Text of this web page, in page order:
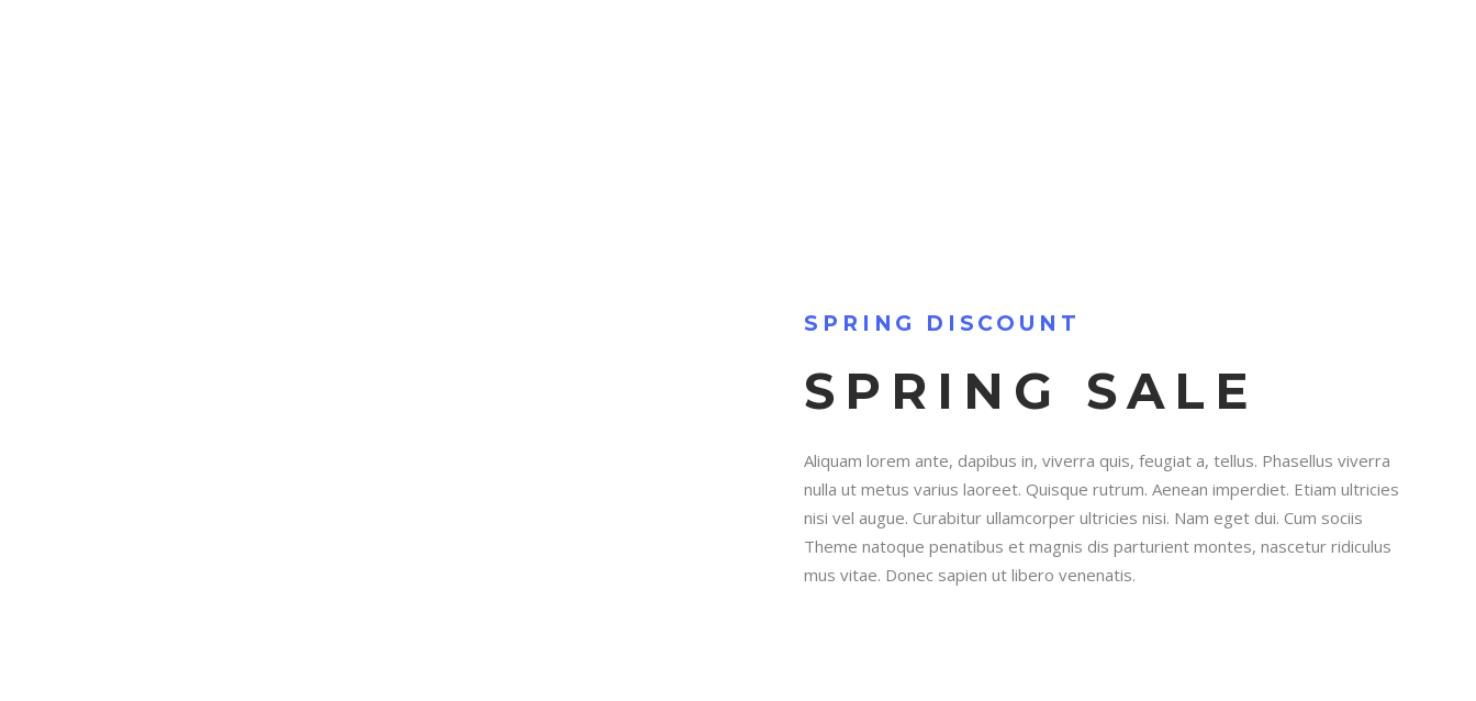
SPRING DISCOUNT
SPRING SALE
Aliquam lorem ante, dapibus in, viverra quis, feugiat a, tellus. Phasellus viverra
nulla ut metus varius laoreet. Quisque rutrum. Aenean imperdiet. Etiam ultricies
nisi vel augue. Curabitur ullamcorper ultricies nisi. Nam eget dui. Cum sociis
Theme natoque penatibus et magnis dis parturient montes, nascetur ridiculus
mus vitae. Donec sapien ut libero venenatis.